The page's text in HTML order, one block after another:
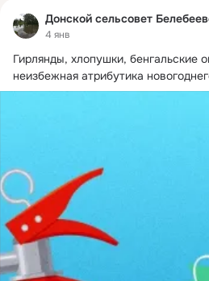
Донской сельсовет
4 янв
Гирлянды, хлопушки, бенгальские
неизбежная атрибутика